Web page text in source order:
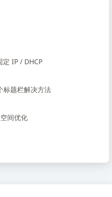
IP / DHCP
题栏解决方法
间优化